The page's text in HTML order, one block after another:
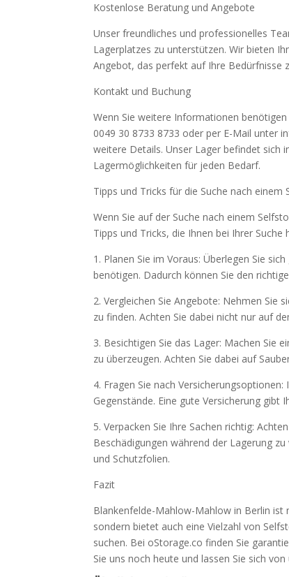
Kostenlose Beratung und Angebote
Unser freundliches und professionelles
Lagerplatzes zu unterstützen. Wir bieten
Angebot, das perfekt auf Ihre Bedürfnisse
Kontakt und Buchung
Wenn Sie weitere Informationen
0049 30 8733 8733 oder per E-Mail unter
weitere Details. Unser Lager befindet sich
Lagermöglichkeiten für jeden Bedarf.
Tipps und Tricks für die Suche nach einem
Wenn Sie auf der Suche nach einem
Tipps und Tricks, die Ihnen bei Ihrer Suche
1. Planen Sie im Voraus: Überlegen Sie
benötigen. Dadurch können Sie den
2. Vergleichen Sie Angebote: Nehmen Sie
zu finden. Achten Sie dabei nicht nur auf
3. Besichtigen Sie das Lager: Machen Sie
zu überzeugen. Achten Sie dabei auf
4. Fragen Sie nach
Gegenstände. Eine gute Versicherung gibt
5. Verpacken Sie Ihre Sachen richtig:
Beschädigungen während der Lagerung
und Schutzfolien.
Fazit
Blankenfelde-Mahlow-Mahlow in Berlin ist
sondern bietet auch eine Vielzahl von
suchen. Bei oStorage.co finden Sie
Sie uns noch heute und lassen Sie sich